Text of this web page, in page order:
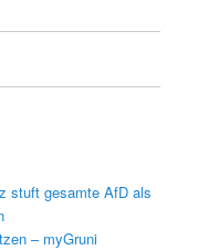
stuft gesamte AfD als
– myGruni